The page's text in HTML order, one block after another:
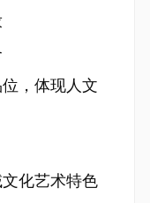
，体现人文
化艺术特色